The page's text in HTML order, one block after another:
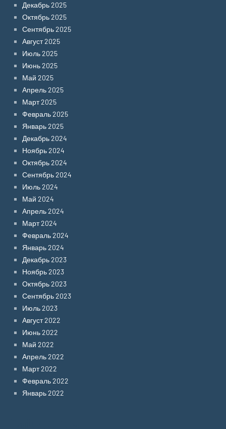
Декабрь 2025
Октябрь 2025
Сентябрь 2025
Август 2025
Июль 2025
Июнь 2025
Май 2025
Апрель 2025
Март 2025
Февраль 2025
Январь 2025
Декабрь 2024
Ноябрь 2024
Октябрь 2024
Сентябрь 2024
Июль 2024
Май 2024
Апрель 2024
Март 2024
Февраль 2024
Январь 2024
Декабрь 2023
Ноябрь 2023
Октябрь 2023
Сентябрь 2023
Июль 2023
Август 2022
Июнь 2022
Май 2022
Апрель 2022
Март 2022
Февраль 2022
Январь 2022